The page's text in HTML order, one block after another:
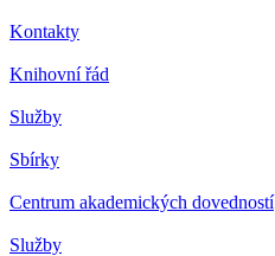
Kontakty
Knihovní řád
Služby
Sbírky
Centrum akademických dovedností
Služby